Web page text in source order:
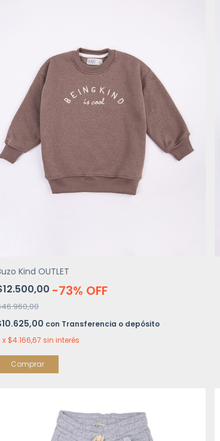
Kind OUTLET
-73% OFF
con Transferencia o depósito
x $4.166,67 sin interés
Comprar